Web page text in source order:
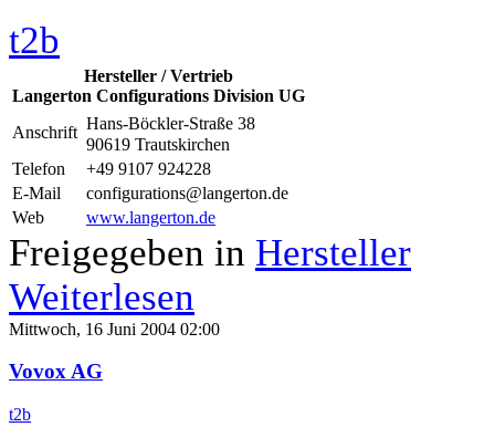
t2b
Hersteller / Vertrieb
Langerton Configurations Division UG
Anschrift Hans-Böckler-Straße 38
90619 Trautskirchen
Telefon
+49 9107 924228
E-Mail
configurations@langerton.de
Web
www.langerton.de
Freigegeben in Hersteller
Weiterlesen
Mittwoch, 16 Juni 2004 02:00
Vovox AG
t2b